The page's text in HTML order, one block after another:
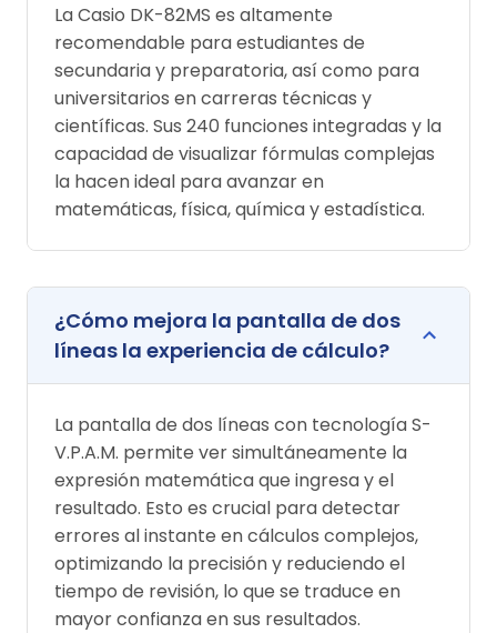
La Casio DK-82MS es altamente
recomendable para estudiantes de
secundaria y preparatoria, así como para
universitarios en carreras técnicas y
científicas. Sus 240 funciones integradas y la
capacidad de visualizar fórmulas complejas
la hacen ideal para avanzar en
matemáticas, física, química y estadística.
¿Cómo mejora la pantalla de dos
líneas la experiencia de cálculo?
La pantalla de dos líneas con tecnología S-
V.P.A.M. permite ver simultáneamente la
expresión matemática que ingresa y el
resultado. Esto es crucial para detectar
errores al instante en cálculos complejos,
optimizando la precisión y reduciendo el
tiempo de revisión, lo que se traduce en
mayor confianza en sus resultados.